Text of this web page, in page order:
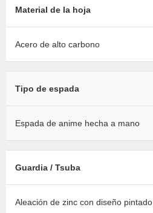
Material de la hoja
Acero de alto carbono
Tipo de espada
Espada de anime hecha a mano
Guardia / Tsuba
Aleación de zinc con diseño pintado